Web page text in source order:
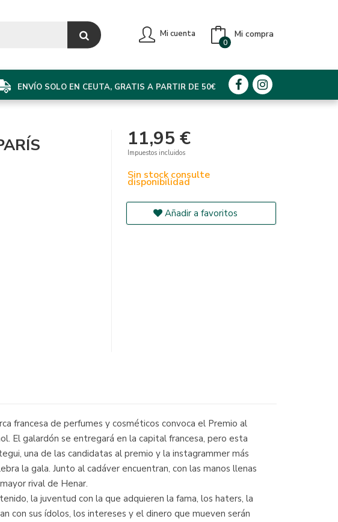
Mi cuenta Mi compra
0
ENVÍO SOLO EN CEUTA, GRATIS A PARTIR DE 50€
11,95 €
Impuestos incluidos
Sin stock consulte
disponibilidad
Añadir a favoritos
francesa de perfumes y cosméticos convoca el Premio al
El galardón se entregará en la capital francesa, pero esta
una de las candidatas al premio y la instagrammer más
la gala. Junto al cadáver encuentran, con las manos llenas
rival de Henar.
la juventud con la que adquieren la fama, los haters, la
con sus ídolos, los intereses y el dinero que mueven serán